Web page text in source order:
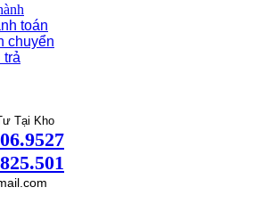
toán
chuyển
trả
Tại Kho